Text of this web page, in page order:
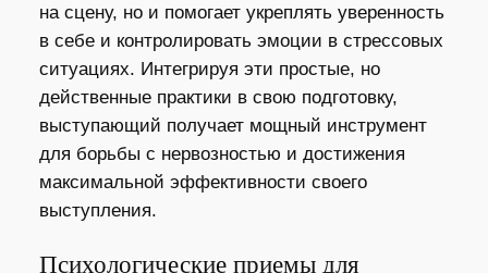
на сцену, но и помогает укреплять уверенность
в себе и контролировать эмоции в стрессовых
ситуациях. Интегрируя эти простые, но
действенные практики в свою подготовку,
выступающий получает мощный инструмент
для борьбы с нервозностью и достижения
максимальной эффективности своего
выступления.
Психологические приемы для